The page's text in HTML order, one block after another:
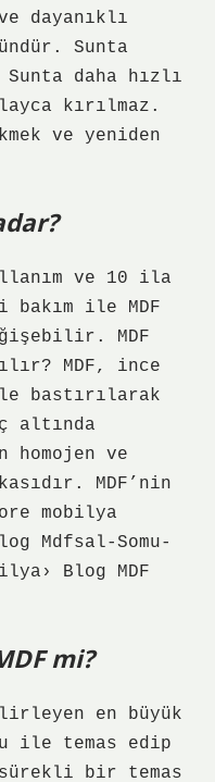
dayanıklı
Sunta
Sunta daha hızlı
kırılmaz.
ve yeniden
ve 10 ila
bakım ile MDF
MDF
MDF, ince
bastırılarak
altında
homojen ve
MDF’nin
mobilya
Mdfsal-Somu-
Blog MDF
mi?
en büyük
ile temas edip
bir temas